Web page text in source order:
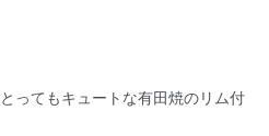
ってもキュートな有田焼のリム付